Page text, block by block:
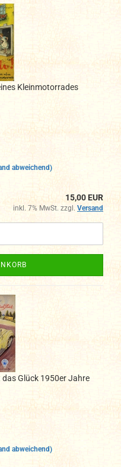
Kleinmotorrades
abweichend)
15,00 EUR
inkl. 7% MwSt. zzgl. Versand
Glück 1950er Jahre
abweichend)